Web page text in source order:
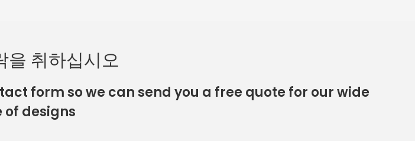
을 취하십시오
form so we can send you a free quote for our wide
of designs